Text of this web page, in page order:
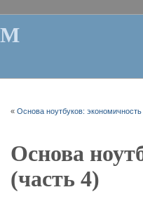
«Основа ноутбуков:
Основа
(часть 4)